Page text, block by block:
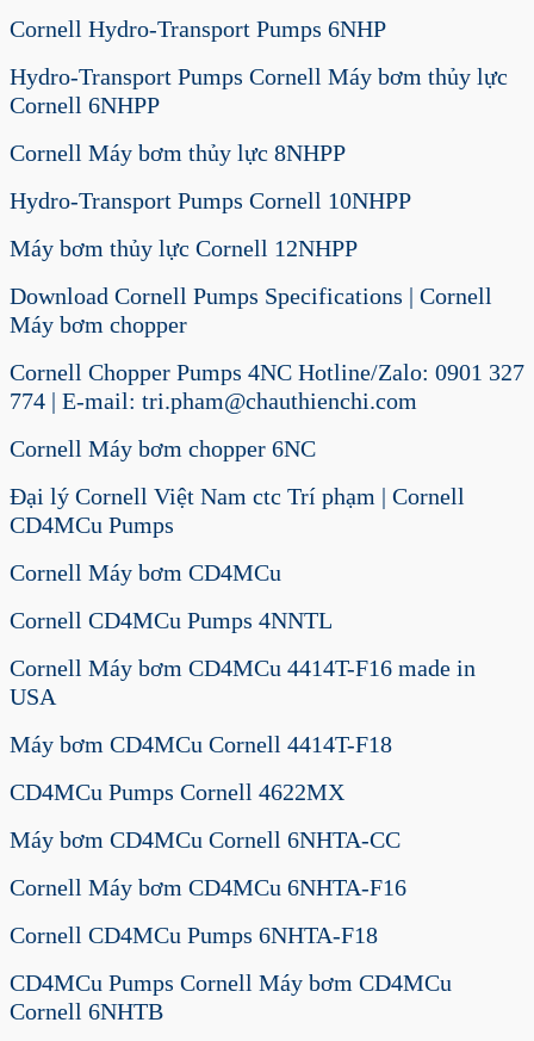
Cornell Hydro-Transport Pumps 6NHP
Hydro-Transport Pumps Cornell Máy bơm thủy lực
Cornell 6NHPP
Cornell Máy bơm thủy lực 8NHPP
Hydro-Transport Pumps Cornell 10NHPP
Máy bơm thủy lực Cornell 12NHPP
Download Cornell Pumps Specifications | Cornell
Máy bơm chopper
Cornell Chopper Pumps 4NC Hotline/Zalo: 0901 327
774 | E-mail: tri.pham@chauthienchi.com
Cornell Máy bơm chopper 6NC
Đại lý Cornell Việt Nam ctc Trí phạm | Cornell
CD4MCu Pumps
Cornell Máy bơm CD4MCu
Cornell CD4MCu Pumps 4NNTL
Cornell Máy bơm CD4MCu 4414T-F16 made in
USA
Máy bơm CD4MCu Cornell 4414T-F18
CD4MCu Pumps Cornell 4622MX
Máy bơm CD4MCu Cornell 6NHTA-CC
Cornell Máy bơm CD4MCu 6NHTA-F16
Cornell CD4MCu Pumps 6NHTA-F18
CD4MCu Pumps Cornell Máy bơm CD4MCu
Cornell 6NHTB